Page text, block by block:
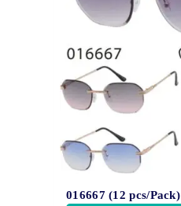
016667 (12 pcs/Pack)